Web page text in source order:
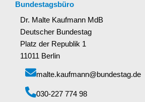
Bundestagsbüro
Dr. Malte Kaufmann MdB
Deutscher Bundestag
Platz der Republik 1
11011 Berlin
malte.kaufmann@bundestag.de
‭030-227 774 98‬